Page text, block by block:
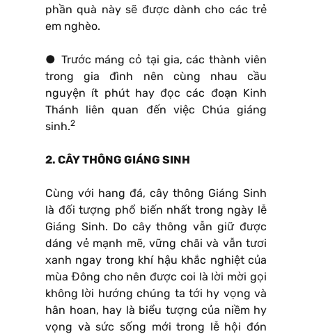
phần quà này sẽ được dành cho các trẻ
em nghèo.
● Trước máng cỏ tại gia, các thành viên
trong gia đình nên cùng nhau cầu
nguyện ít phút hay đọc các đoạn Kinh
Thánh liên quan đến việc Chúa giáng
sinh.2
2. CÂY THÔNG GIÁNG SINH
Cùng với hang đá, cây thông Giáng Sinh
là đối tượng phổ biến nhất trong ngày lễ
Giáng Sinh. Do cây thông vẫn giữ được
dáng vẻ mạnh mẽ, vững chãi và vẫn tươi
xanh ngay trong khí hậu khắc nghiệt của
mùa Đông cho nên được coi là lời mời gọi
không lời hướng chúng ta tới hy vọng và
hân hoan, hay là biểu tượng của niềm hy
vọng và sức sống mới trong lễ hội đón